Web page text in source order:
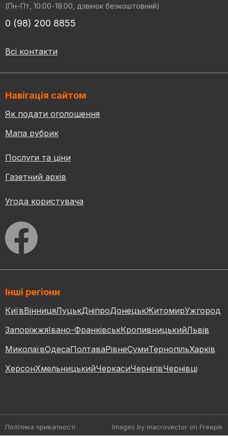
(Пн-Пт, 10:00-18:00, дзвінок безкоштовний)
0 (98) 200 8855
Всі контакти
Навігація сайтом
Як подати оголошення
Мапа рубрик
Послуги та ціни
Газетний архів
Угода користувача
Інші регіони
КиївВінницяЛуцькДніпроДонецькЖитомирУжгород
ЗапоріжжяІвано-ФранківськКропивницькийЛьвів
МиколаївОдесаПолтаваРівнеСумиТернопільХарків
ХерсонХмельницькийЧеркасиЧернігівЧернівці
Політика приватності Images by macrovector on Freepik